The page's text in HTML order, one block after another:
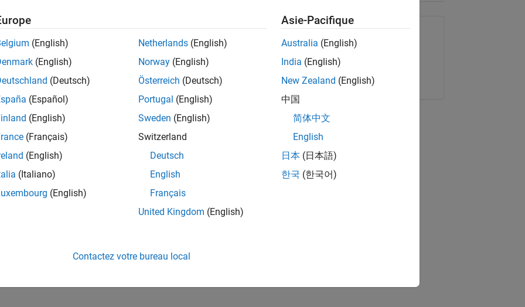
Do you enjoy solving challenging problems
development to design and develop new test
suites, and conduct hands-on testing to improve
team from start to finish by influencing
and testability thereby ensuring high quality
developers throughout the design phase
automation
and effectiveness (Coverage, Code completeness)
Partager le poste
Copier le lien E-mail
(English)
(English)
(Deutsch)
(Español)
(English)
(Français)
(English)
(Italiano)
(English)
Netherlands (English)
Norway (English)
Österreich (Deutsch)
Portugal (English)
Sweden (English)
Switzerland
Deutsch
English
Français
United Kingdom (English)
Asie-Pacifique
Australia (English)
India (English)
New Zealand (English)
中国
简体中文
English
日本 (日本語)
한국 (한국어)
Contactez votre bureau local